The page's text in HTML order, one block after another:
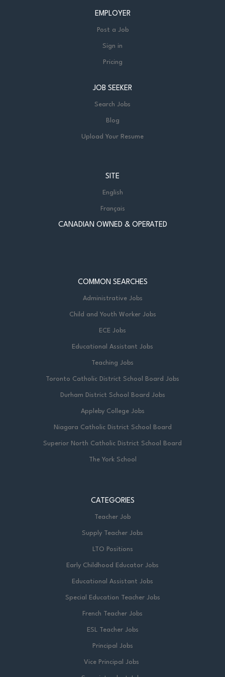
EMPLOYER
Post a Job
Sign in
Pricing
JOB SEEKER
Search Jobs
Blog
Upload Your Resume
SITE
English
Français
CANADIAN OWNED & OPERATED
COMMON SEARCHES
Administrative Jobs
Child and Youth Worker Jobs
ECE Jobs
Educational Assistant Jobs
Teaching Jobs
Toronto Catholic District School Board Jobs
Durham District School Board Jobs
Appleby College Jobs
Niagara Catholic District School Board
Superior North Catholic District School Board
The York School
CATEGORIES
Teacher Job
Supply Teacher Jobs
LTO Positions
Early Childhood Educator Jobs
Educational Assistant Jobs
Special Education Teacher Jobs
French Teacher Jobs
ESL Teacher Jobs
Principal Jobs
Vice Principal Jobs